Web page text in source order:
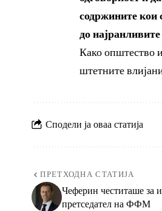
содржините кои
до
Како општество
штетните
Сподели ја оваа статија
ПРЕТХОДНА СТАТИЈА
Чеферин честиташе за
претседател на ФФМ